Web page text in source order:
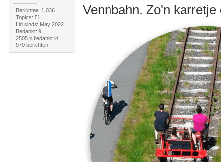
Berichten: 1.036
Topics: 51
Lid sinds: May 2022
Bedankt: 9
2505 x bedankt in
970 berichten
Vennbahn. Zo'n karretje